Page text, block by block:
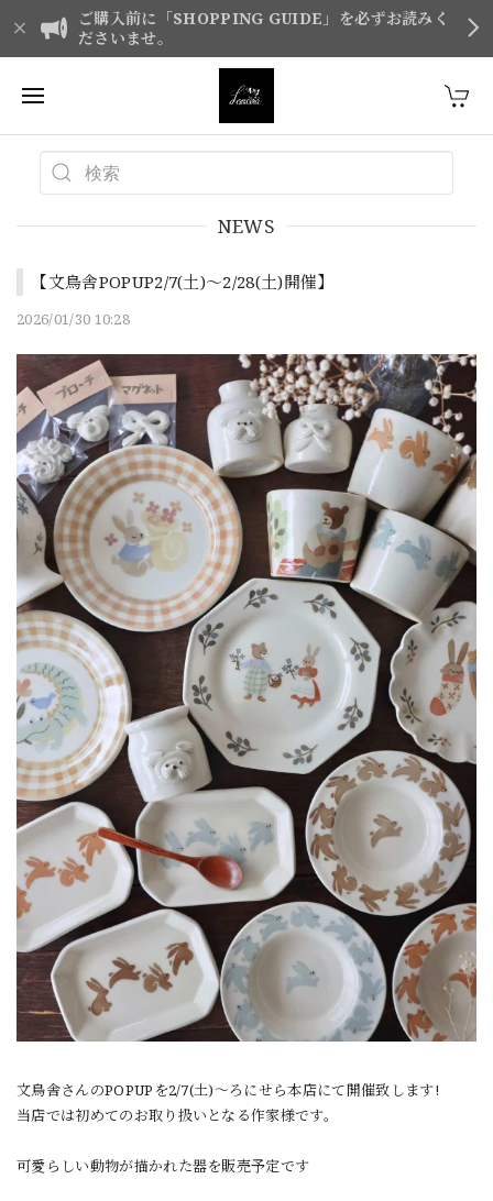
ご購入前に「SHOPPING GUIDE」を必ずお読みく
ださいませ。
NEWS
【文鳥舎POPUP2/7(土)〜2/28(土)開催】
2026/01/30 10:28
文鳥舎さんのPOPUPを2/7(土)〜ろにせら本店にて開催致します!
当店では初めてのお取り扱いとなる作家様です。
可愛らしい動物が描かれた器を販売予定です